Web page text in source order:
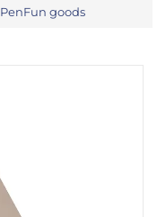
PenFun goods